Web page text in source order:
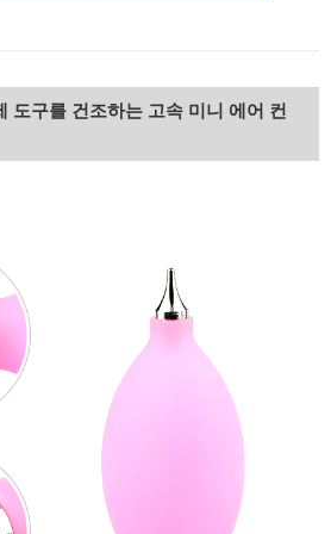
도구를 건조하는 고속 미니 에어 컨